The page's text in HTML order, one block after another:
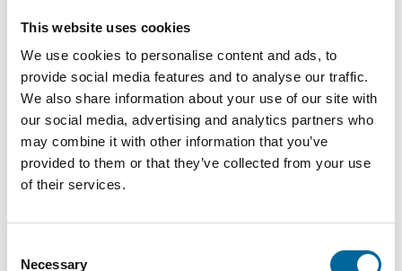
This website uses cookies
We use cookies to personalise content and ads, to
provide social media features and to analyse our traffic.
We also share information about your use of our site with
our social media, advertising and analytics partners who
may combine it with other information that you’ve
provided to them or that they’ve collected from your use
of their services.
Selection
Necessary
Mario Schnepper
CEO | Amokabel GmbH